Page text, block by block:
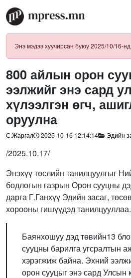
Энэ мэдээ хуучирсан буюу 2025/10/16-
800 айлын орон
ээлжийг энэ сард
хүлээлгэн өгч,
оруулна
С.Жаргал 2025-10-16 12:14:14 Эдийн
/2025.10.17/
Энэхүү төслийн танилцуулгыг
бодлогын газрын Орон сууцны
дарга Г.Ганхүү Эдийн засаг,
хорооны гишүүдэд танилцууллаа.
Баянхошуу дэд төвийн13
сууцны барилга угсралтын
хэрэгжиж байна. Эхний
орон сууцыг энэ сард Улсын